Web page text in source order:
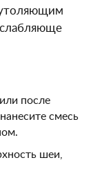
после
смесь
шеи,